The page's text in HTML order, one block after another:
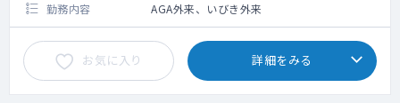
勤務内容 AGA外来、いびき外来
お気に入り 詳細をみる